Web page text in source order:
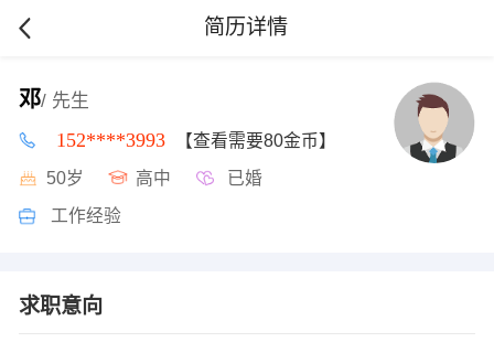
简历详情
邓/ 先生
152****3993 【查看需要80金币】
50岁 高中 已婚
工作经验
求职意向